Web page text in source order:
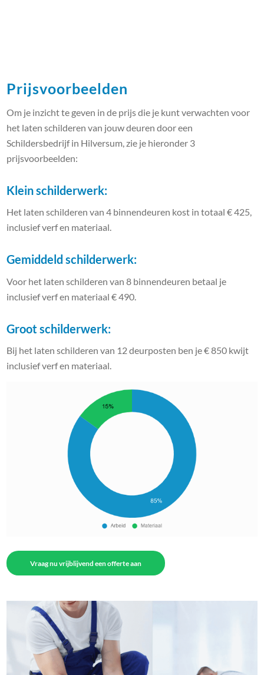
Prijsvoorbeelden
Om je inzicht te geven in de prijs die je kunt verwachten voor
het laten schilderen van jouw deuren door een
Schildersbedrijf in Hilversum, zie je hieronder 3
prijsvoorbeelden:
Klein schilderwerk:
Het laten schilderen van 4 binnendeuren kost in totaal € 425,
inclusief verf en materiaal.
Gemiddeld schilderwerk:
Voor het laten schilderen van 8 binnendeuren betaal je
inclusief verf en materiaal € 490.
Groot schilderwerk:
Bij het laten schilderen van 12 deurposten ben je € 850 kwijt
inclusief verf en materiaal.
Vraag nu vrijblijvend een offerte aan